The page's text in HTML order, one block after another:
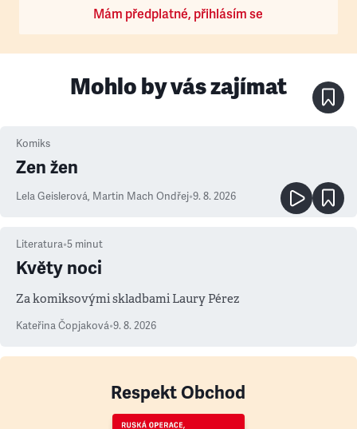
Mám předplatné, přihlásím se
Mohlo by vás zajímat
Komiks
Zen žen
Lela Geislerová, Martin Mach Ondřej•9. 8. 2026
Literatura•5 minut
Květy noci
Za komiksovými skladbami Laury Pérez
Kateřina Čopjaková•9. 8. 2026
Respekt Obchod